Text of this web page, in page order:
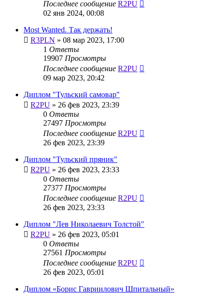
Последнее сообщение R2PU
02 янв 2024, 00:08
Most Wanted. Так держать!
R3PLN » 08 мар 2023, 17:00
1 Ответы
19907 Просмотры
Последнее сообщение R2PU
09 мар 2023, 20:42
Диплом "Тульский самовар"
R2PU » 26 фев 2023, 23:39
0 Ответы
27497 Просмотры
Последнее сообщение R2PU
26 фев 2023, 23:39
Диплом "Тульский пряник"
R2PU » 26 фев 2023, 23:33
0 Ответы
27377 Просмотры
Последнее сообщение R2PU
26 фев 2023, 23:33
Диплом "Лев Николаевич Толстой"
R2PU » 26 фев 2023, 05:01
0 Ответы
27561 Просмотры
Последнее сообщение R2PU
26 фев 2023, 05:01
Диплом «Борис Гавриилович Шпитальный»